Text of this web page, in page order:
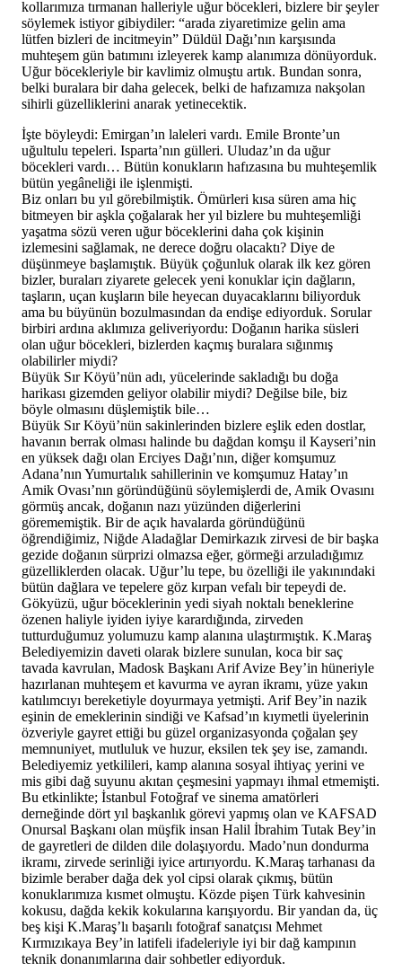
kollarımıza tırmanan halleriyle uğur böcekleri, bizlere bir şeyler
söylemek istiyor gibiydiler: “arada ziyaretimize gelin ama
lütfen bizleri de incitmeyin” Düldül Dağı’nın karşısında
muhteşem gün batımını izleyerek kamp alanımıza dönüyorduk.
Uğur böcekleriyle bir kavlimiz olmuştu artık. Bundan sonra,
belki buralara bir daha gelecek, belki de hafızamıza nakşolan
sihirli güzelliklerini anarak yetinecektik.
İşte böyleydi: Emirgan’ın laleleri vardı. Emile Bronte’un
uğultulu tepeleri. Isparta’nın gülleri. Uludaz’ın da uğur
böcekleri vardı… Bütün konukların hafızasına bu muhteşemlik
bütün yegâneliği ile işlenmişti.
Biz onları bu yıl görebilmiştik. Ömürleri kısa süren ama hiç
bitmeyen bir aşkla çoğalarak her yıl bizlere bu muhteşemliği
yaşatma sözü veren uğur böceklerini daha çok kişinin
izlemesini sağlamak, ne derece doğru olacaktı? Diye de
düşünmeye başlamıştık. Büyük çoğunluk olarak ilk kez gören
bizler, buraları ziyarete gelecek yeni konuklar için dağların,
taşların, uçan kuşların bile heyecan duyacaklarını biliyorduk
ama bu büyünün bozulmasından da endişe ediyorduk. Sorular
birbiri ardına aklımıza geliveriyordu: Doğanın harika süsleri
olan uğur böcekleri, bizlerden kaçmış buralara sığınmış
olabilirler miydi?
Büyük Sır Köyü’nün adı, yücelerinde sakladığı bu doğa
harikası gizemden geliyor olabilir miydi? Değilse bile, biz
böyle olmasını düşlemiştik bile…
Büyük Sır Köyü’nün sakinlerinden bizlere eşlik eden dostlar,
havanın berrak olması halinde bu dağdan komşu il Kayseri’nin
en yüksek dağı olan Erciyes Dağı’nın, diğer komşumuz
Adana’nın Yumurtalık sahillerinin ve komşumuz Hatay’ın
Amik Ovası’nın göründüğünü söylemişlerdi de, Amik Ovasını
görmüş ancak, doğanın nazı yüzünden diğerlerini
görememiştik. Bir de açık havalarda göründüğünü
öğrendiğimiz, Niğde Aladağlar Demirkazık zirvesi de bir başka
gezide doğanın sürprizi olmazsa eğer, görmeği arzuladığımız
güzelliklerden olacak. Uğur’lu tepe, bu özelliği ile yakınındaki
bütün dağlara ve tepelere göz kırpan vefalı bir tepeydi de.
Gökyüzü, uğur böceklerinin yedi siyah noktalı beneklerine
özenen haliyle iyiden iyiye karardığında, zirveden
tutturduğumuz yolumuzu kamp alanına ulaştırmıştık. K.Maraş
Belediyemizin daveti olarak bizlere sunulan, koca bir saç
tavada kavrulan, Madosk Başkanı Arif Avize Bey’in hüneriyle
hazırlanan muhteşem et kavurma ve ayran ikramı, yüze yakın
katılımcıyı bereketiyle doyurmaya yetmişti. Arif Bey’in nazik
eşinin de emeklerinin sindiği ve Kafsad’ın kıymetli üyelerinin
özveriyle gayret ettiği bu güzel organizasyonda çoğalan şey
memnuniyet, mutluluk ve huzur, eksilen tek şey ise, zamandı.
Belediyemiz yetkilileri, kamp alanına sosyal ihtiyaç yerini ve
mis gibi dağ suyunu akıtan çeşmesini yapmayı ihmal etmemişti.
Bu etkinlikte; İstanbul Fotoğraf ve sinema amatörleri
derneğinde dört yıl başkanlık görevi yapmış olan ve KAFSAD
Onursal Başkanı olan müşfik insan Halil İbrahim Tutak Bey’in
de gayretleri de dilden dile dolaşıyordu. Mado’nun dondurma
ikramı, zirvede serinliği iyice artırıyordu. K.Maraş tarhanası da
bizimle beraber dağa dek yol cipsi olarak çıkmış, bütün
konuklarımıza kısmet olmuştu. Közde pişen Türk kahvesinin
kokusu, dağda kekik kokularına karışıyordu. Bir yandan da, üç
beş kişi K.Maraş’lı başarılı fotoğraf sanatçısı Mehmet
Kırmızıkaya Bey’in latifeli ifadeleriyle iyi bir dağ kampının
teknik donanımlarına dair sohbetler ediyorduk.